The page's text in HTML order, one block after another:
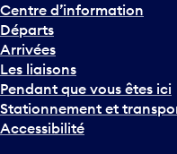
Centre d’information
Départs
Arrivées
Les liaisons
Pendant que vous êtes ici
Stationnement et
Accessibilité